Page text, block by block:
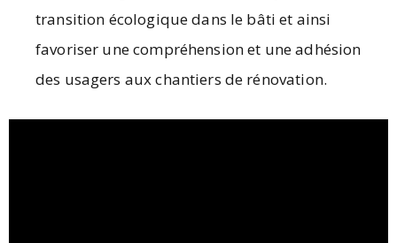
transition écologique dans le bâti et ainsi
favoriser une compréhension et une adhésion
des usagers aux chantiers de rénovation.